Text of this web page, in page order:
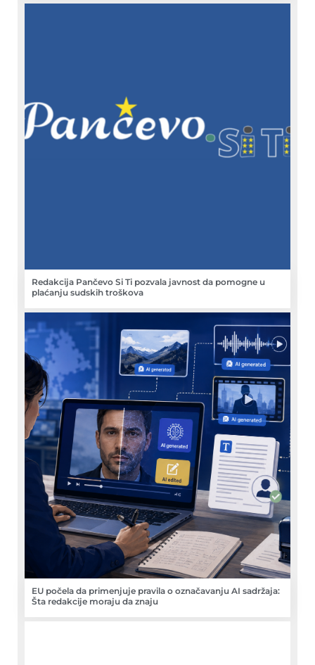
Redakcija Pančevo Si Ti pozvala javnost da pomogne u
plaćanju sudskih troškova
EU počela da primenjuje pravila o označavanju AI sadržaja:
Šta redakcije moraju da znaju